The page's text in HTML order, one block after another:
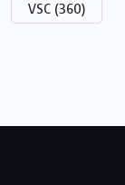
VSC (360)